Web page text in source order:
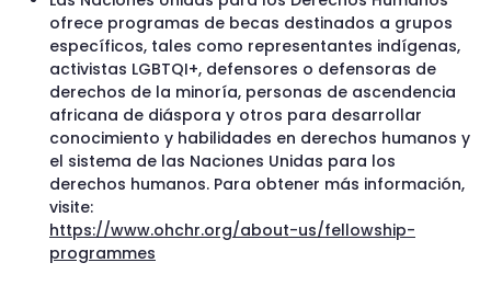
ofrece programas de becas destinados a grupos
específicos, tales como representantes indígenas,
activistas LGBTQI+, defensores o defensoras de
derechos de la minoría, personas de ascendencia
africana de diáspora y otros para desarrollar
conocimiento y habilidades en derechos humanos y
el sistema de las Naciones Unidas para los
derechos humanos. Para obtener más información,
visite:
https://www.ohchr.org/about-us/fellowship-
programmes